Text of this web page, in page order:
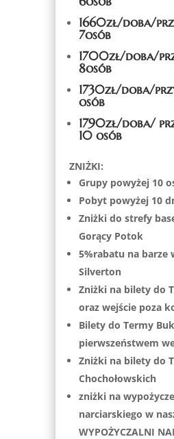
1660zł/doba/
7osób
1700zł/doba/
8osób
1730zł/doba/
osób
1790zł/doba/
10 osób
ZNIŻKI:
Grupy powyżej 10
Pobyt powyżej 10
Zniżki do strefy
Gorący Potok
5%rabatu na barze
Silverton
Zniżki na bilety do
oraz wejście poza
Bilety do Termy
pierwszeństwem
Zniżki na bilety do
Chochołowskich
zniżki na
narciarskiego w
WYPOŻYCZALNI